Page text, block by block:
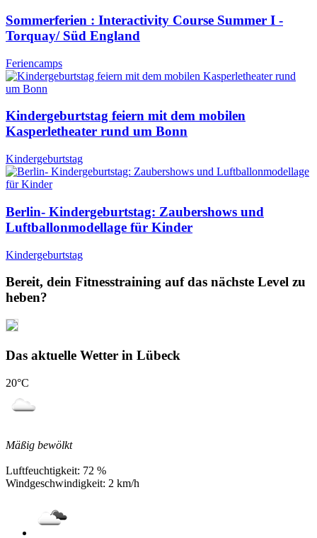
Sommerferien : Interactivity Course Summer I -
Torquay/ Süd England
Feriencamps
Kindergeburtstag feiern mit dem mobilen
Kasperletheater rund um Bonn
Kindergeburtstag
Berlin- Kindergeburtstag: Zaubershows und
Luftballonmodellage für Kinder
Kindergeburtstag
Bereit, dein Fitnesstraining auf das nächste Level zu
heben?
Das aktuelle Wetter in Lübeck
20°C
Mäßig bewölkt
Luftfeuchtigkeit: 72 %
Windgeschwindigkeit: 2 km/h